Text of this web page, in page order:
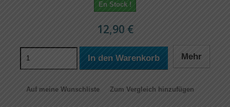
En Stock !
12,90 €
In den Warenkorb Mehr
Auf meine Wunschliste Zum Vergleich hinzufügen